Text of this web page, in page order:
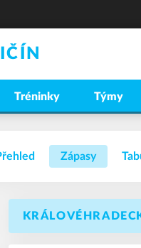
Tréninky Týmy
Zápasy